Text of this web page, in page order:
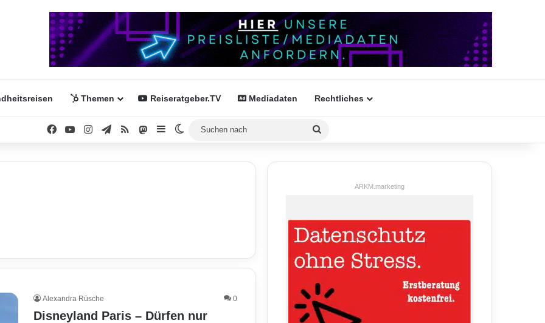
Themen Reiseratgeber.TV Mediadaten Rechtliches
FacebookYouTubeInstagramTelegram
RSS Mastodon
SidebarSkin umschalten
Alexandra Rüsche 0
Disneyland Paris – Dürfen nur
ARKM.marketing